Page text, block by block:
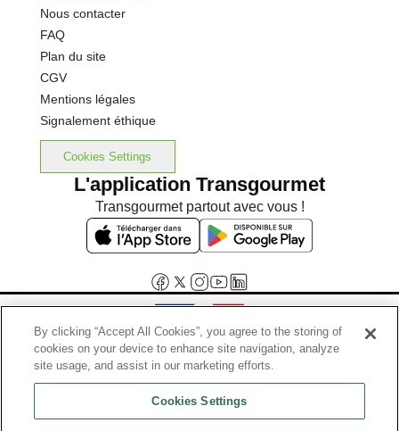
Nous contacter
FAQ
Plan du site
CGV
Mentions légales
Signalement éthique
Cookies Settings
L'application Transgourmet
Transgourmet partout avec vous !
Interdiction de vente de boissons alcooliques aux mineurs de
moins de 18 ans
La preuve de majorité de l'acheteur est exigée au moment de la vente
By clicking “Accept All Cookies”, you agree to the storing of
cookies on your device to enhance site navigation, analyze
site usage, and assist in our marketing efforts.
Cookies Settings